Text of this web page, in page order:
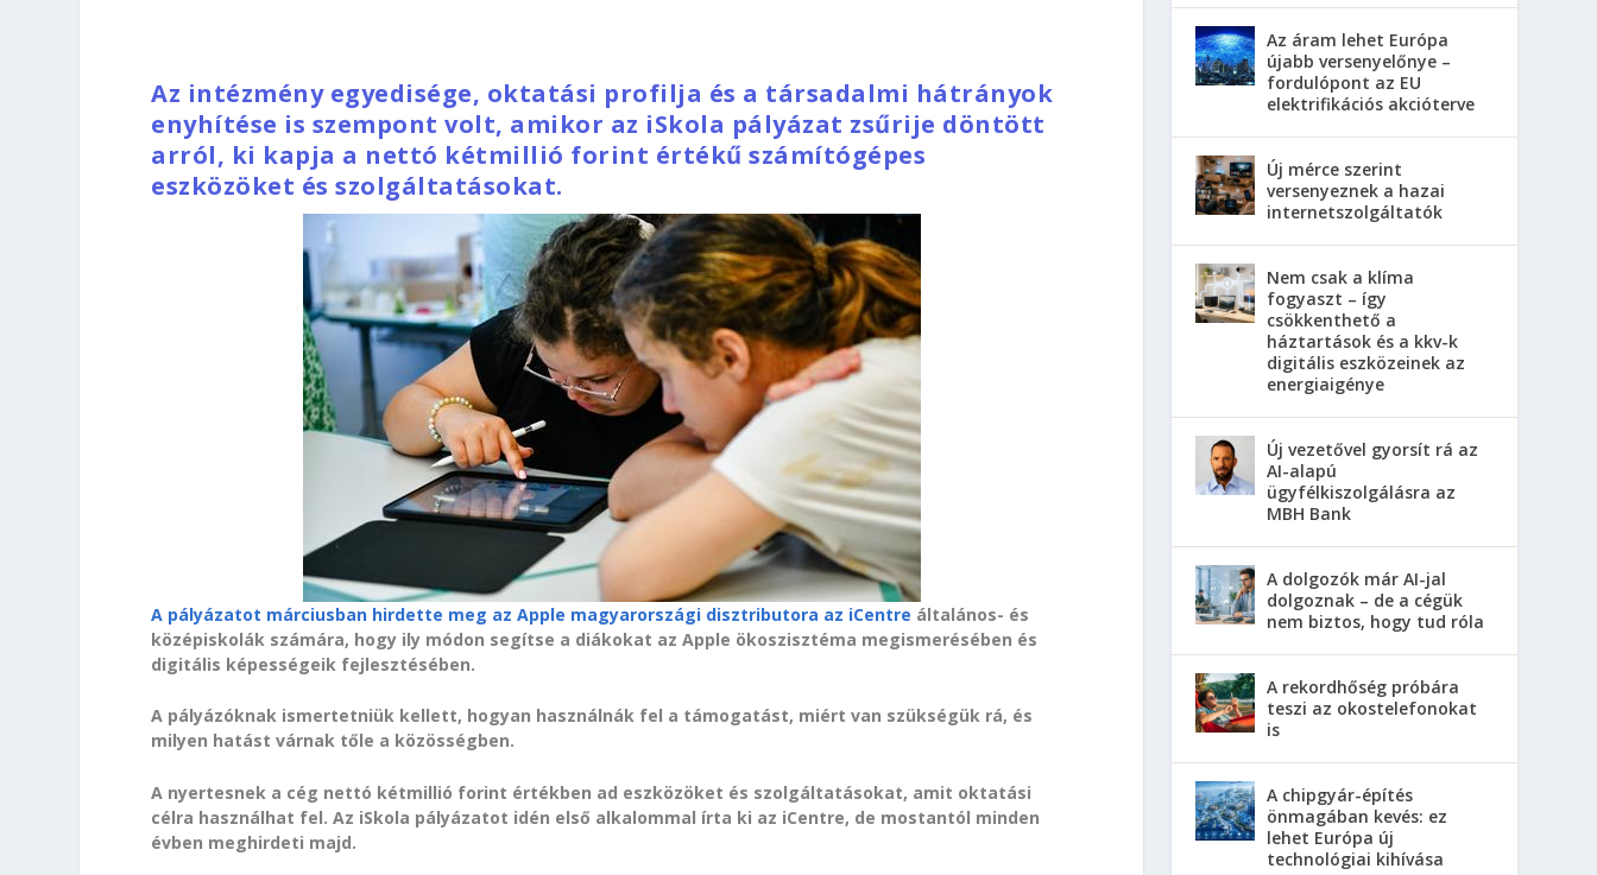
Az intézmény egyedisége, oktatási profilja és a társadalmi hátrányok
enyhítése is szempont volt, amikor az iSkola pályázat zsűrije döntött
arról, ki kapja a nettó kétmillió forint értékű számítógépes
eszközöket és szolgáltatásokat.
A pályázatot márciusban hirdette meg az Apple magyarországi disztributora az iCentre általános- és
középiskolák számára, hogy ily módon segítse a diákokat az Apple ökoszisztéma megismerésében és
digitális képességeik fejlesztésében.
A pályázóknak ismertetniük kellett, hogyan használnák fel a támogatást, miért van szükségük rá, és
milyen hatást várnak tőle a közösségben.
A nyertesnek a cég nettó kétmillió forint értékben ad eszközöket és szolgáltatásokat, amit oktatási
célra használhat fel. Az iSkola pályázatot idén első alkalommal írta ki az iCentre, de mostantól minden
évben meghirdeti majd.
Az áram lehet Európa
újabb versenyelőnye –
fordulópont az EU
elektrifikációs akcióterve
Új mérce szerint
versenyeznek a hazai
internetszolgáltatók
Nem csak a klíma
fogyaszt – így
csökkenthető a
háztartások és a kkv-k
digitális eszközeinek az
energiaigénye
Új vezetővel gyorsít rá az
AI-alapú
ügyfélkiszolgálásra az
MBH Bank
A dolgozók már AI-jal
dolgoznak – de a cégük
nem biztos, hogy tud róla
A rekordhőség próbára
teszi az okostelefonokat
is
A chipgyár-építés
önmagában kevés: ez
lehet Európa új
technológiai kihívása